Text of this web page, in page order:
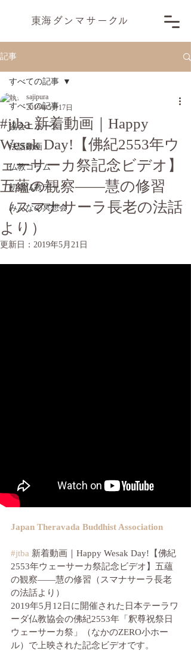
​東海ダンマサー ク ル
記事
すべての記事
協会ニュース
法話動画
仏教コラム
初期仏教デー
みんなの冥想会
すべての記事
#jtba 新着動画｜Happy
Wesak Day!【佛紀2553年ウ
ェーサーカ祭記念ビデオ】
五蘊の観察――慧の修習
（スマナサーラ長老の法話
より）
sajipura
2019年5月17日
更新日： 2019年5月21日
Japan Theravada Buddhist Association
#jtba 新着動画｜Happy Wesak Day!【佛紀
2553年ウェーサーカ祭記念ビデオ】五蘊
の観察――慧の修習（スマナサーラ長老
の法話より）
2019年5月12日に開催された日本テーラワ
ーダ仏教協会の佛紀2553年「釈尊祝祭日
ウェーサーカ祭」（なかのZERO小ホー
ル）で上映された記念ビデオです。